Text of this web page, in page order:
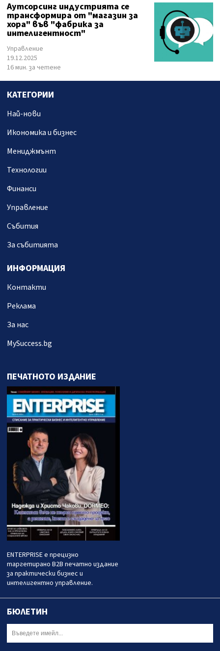
Аутсорсинг индустрията се
трансформира от "магазин за
хора" във "фабрика за
интелигентност"
Управление
19.12.2025
16 мин. за четене
КАТЕГОРИИ
Най-нови
Икономика и бизнес
Мениджмънт
Технологии
Финанси
Управление
Събития
За събитията
ИНФОРМАЦИЯ
Контакти
Реклама
За нас
MySuccess.bg
ПЕЧАТНОТО ИЗДАНИЕ
ENTERPRISE е прецизно
таргетирано B2B печатно издание
за практически бизнес и
интелигентно управление.
БЮЛЕТИН